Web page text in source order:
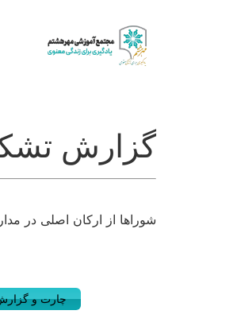
گزارش
شوراها از ارکان اصلی در
چارت و گزارش